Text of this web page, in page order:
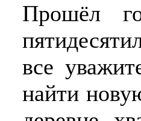
Прошёл
все
найти